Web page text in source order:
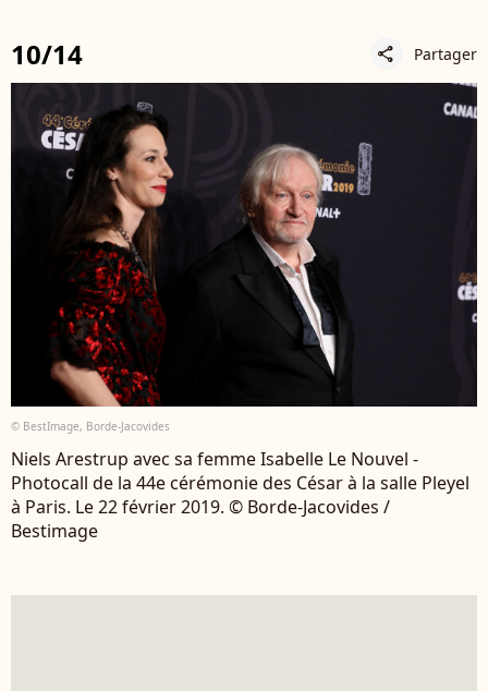
10/14 share Partager
© BestImage, Borde-Jacovides
Niels Arestrup avec sa femme Isabelle Le Nouvel -
Photocall de la 44e cérémonie des César à la salle Pleyel
à Paris. Le 22 février 2019. © Borde-Jacovides /
Bestimage